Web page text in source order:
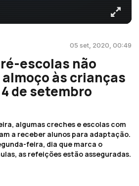
05 set, 2020, 00:49
escolas não
às crianças
de setembro
algumas creches e escolas com
a receber alunos para adaptação.
feira, dia que marca o
as refeições estão asseguradas.